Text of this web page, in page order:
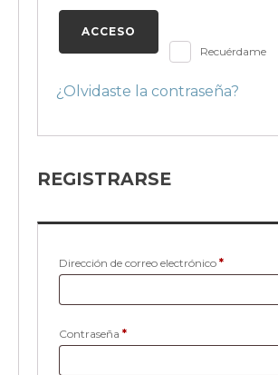
Recuérdame
ACCESO
¿Olvidaste la contraseña?
REGISTRARSE
Dirección de correo electrónico *Obligatorio
Contraseña *Obligatorio